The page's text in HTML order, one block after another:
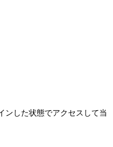
ンした状態でアクセスして当